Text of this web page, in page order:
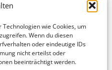
wie Cookies, um
Wenn du diesen
oder eindeutige IDs
nicht erteilst oder
beeinträchtigt werden.